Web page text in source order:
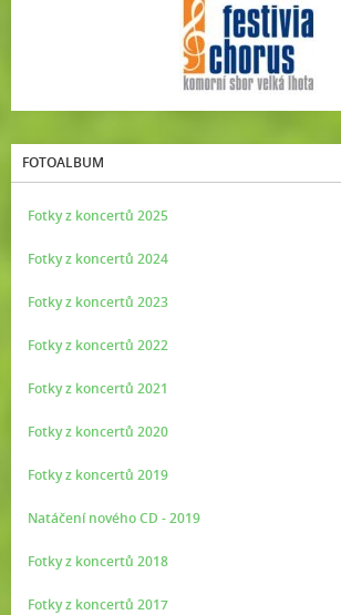
FOTOALBUM
Fotky z koncertů 2025
Fotky z koncertů 2024
Fotky z koncertů 2023
Fotky z koncertů 2022
Fotky z koncertů 2021
Fotky z koncertů 2020
Fotky z koncertů 2019
Natáčení nového CD - 2019
Fotky z koncertů 2018
Fotky z koncertů 2017